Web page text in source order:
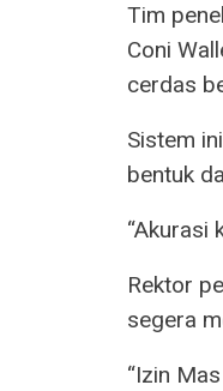
Tim
Coni
cerdas
Sistem
bentuk
“Akurasi
Rektor
segera
“Izin